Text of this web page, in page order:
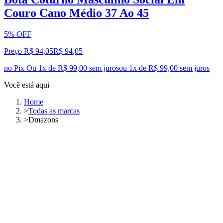
Couro Cano Médio 37 Ao 45
5% OFF
Preço R$ 94,05R$ 94,05
no Pix Ou 1x de R$ 99,00 sem jurosou 1x de R$ 99,00 sem juros
Você está aqui
Home
>Todas as marcas
>Dmazons